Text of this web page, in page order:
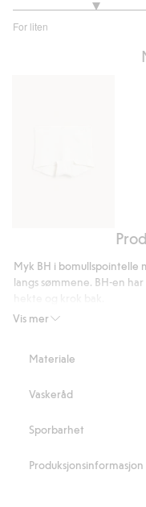
For liten
av
pointelle
Vis mer
Myk BH i bomullspointelle
langs sømmene. BH-en
Dekning: middels
Justerbare
Artikkelnummer
Materiale
Vaskeråd
Sporbarhet
Produksjonsinformasjon